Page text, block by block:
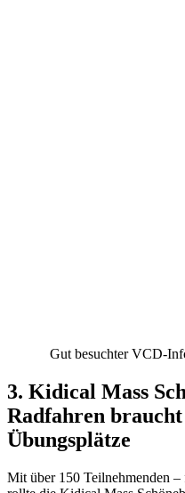
Gut besuchter VCD-
3. Kidical Mass
Radfahren
Übungsplätze
Mit über 150 Teilnehmenden